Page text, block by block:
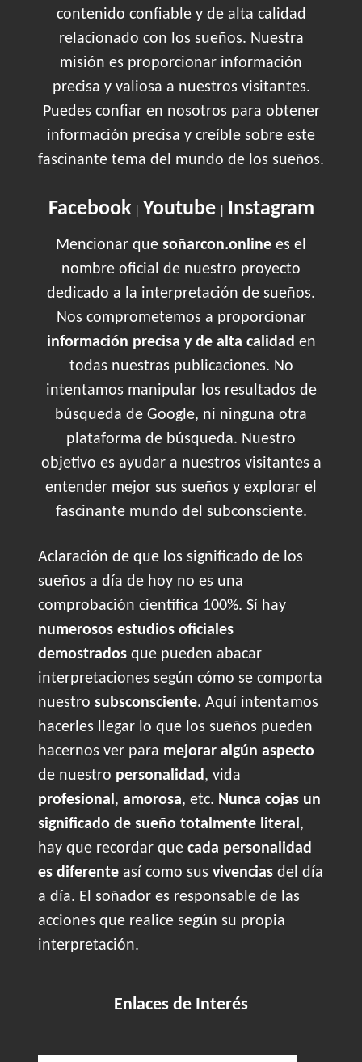
contenido confiable y de alta calidad
relacionado con los sueños. Nuestra
misión es proporcionar información
precisa y valiosa a nuestros visitantes.
Puedes confiar en nosotros para obtener
información precisa y creíble sobre este
fascinante tema del mundo de los sueños.
Facebook| Youtube| Instagram
Mencionar que soñarcon.online es el
nombre oficial de nuestro proyecto
dedicado a la interpretación de sueños.
Nos comprometemos a proporcionar
información precisa y de alta calidad en
todas nuestras publicaciones. No
intentamos manipular los resultados de
búsqueda de Google, ni ninguna otra
plataforma de búsqueda. Nuestro
objetivo es ayudar a nuestros visitantes a
entender mejor sus sueños y explorar el
fascinante mundo del subconsciente.
Aclaración de que los significado de los
sueños a día de hoy no es una
comprobación científica 100%. Sí hay
numerosos estudios oficiales
demostrados que pueden abacar
interpretaciones según cómo se comporta
nuestro subsconsciente. Aquí intentamos
hacerles llegar lo que los sueños pueden
hacernos ver para mejorar algún aspecto
de nuestro personalidad, vida
profesional, amorosa, etc. Nunca cojas un
significado de sueño totalmente literal,
hay que recordar que cada personalidad
es diferente así como sus vivencias del día
a día. El soñador es responsable de las
acciones que realice según su propia
interpretación.
Enlaces de Interés